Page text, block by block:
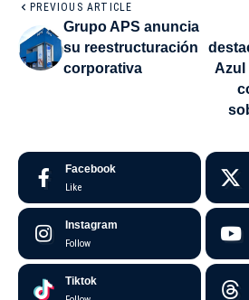
PREVIOUS ARTICLE
Grupo APS anuncia
su reestructuración
corporativa
Azul
Facebook
Like
Instagram
Follow
Tiktok